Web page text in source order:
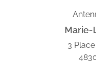
Marie-
3